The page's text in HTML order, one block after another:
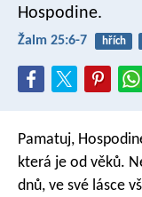
Hospodine.
Žalm 25:6-7 hřích
Pamatuj,
která je od věků.
dnů, ve své lásce